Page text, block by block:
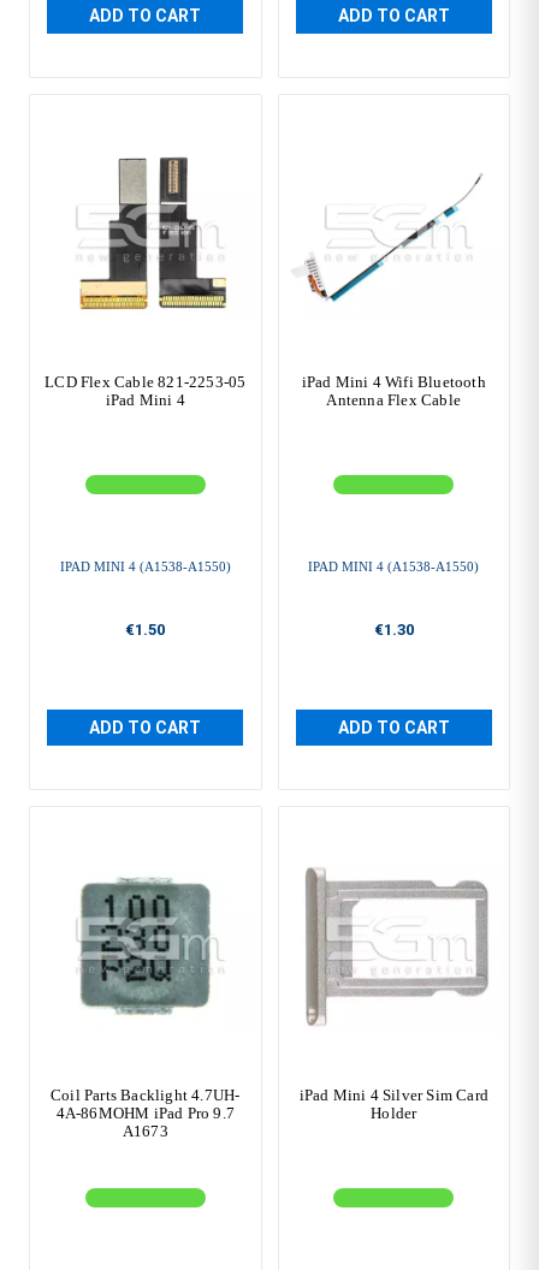
ADD TO CART ADD TO CART
LCD Flex Cable 821-2253-05
iPad Mini 4
IPAD MINI 4 (A1538-A1550)
€1.50
ADD TO CART
iPad Mini 4 Wifi Bluetooth
Antenna Flex Cable
IPAD MINI 4 (A1538-A1550)
€1.30
ADD TO CART
Coil Parts Backlight 4.7UH-
4A-86MOHM iPad Pro 9.7
A1673
iPad Mini 4 Silver Sim Card
Holder